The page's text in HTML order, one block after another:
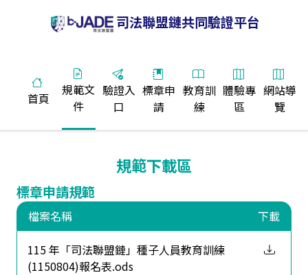
司法聯盟鏈共同驗證平台
首頁
規範文
件
驗證入
口
標章申
請
教育訓
練
體驗專
區
網站導
覽
規範下載區
標章申請規範
檔案名稱 下載
115 年「司法聯盟鏈」種子人員教育訓練
(1150804)報名表.ods